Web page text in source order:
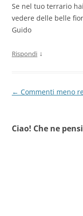
Se nel tuo terrario
vedere delle belle
Guido
Rispondi ↓
Navigazione
← Commenti meno
Ciao! Che ne